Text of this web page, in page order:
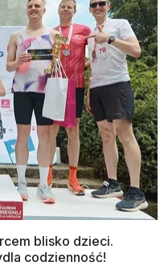
blisko dzieci.
codzienność!